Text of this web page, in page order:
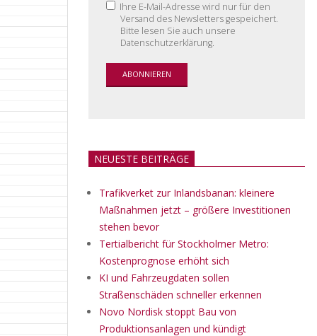
Ihre E-Mail-Adresse wird nur für den
Versand des Newsletters gespeichert.
Bitte lesen Sie auch unsere
Datenschutzerklärung.
NEUESTE BEITRÄGE
Trafikverket zur Inlandsbanan: kleinere
Maßnahmen jetzt – größere Investitionen
stehen bevor
Tertialbericht für Stockholmer Metro:
Kostenprognose erhöht sich
KI und Fahrzeugdaten sollen
Straßenschäden schneller erkennen
Novo Nordisk stoppt Bau von
Produktionsanlagen und kündigt